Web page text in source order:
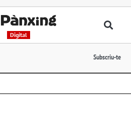
Digital
Subscriu-te